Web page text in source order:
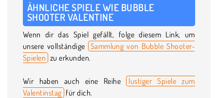
ÄHNLICHE SPIELE WIE BUBBLE
SHOOTER VALENTINE
Wenn dir das Spiel gefällt, folge diesem Link, um
unsere vollständige Sammlung von Bubble Shooter-
Spielen zu erkunden.
Wir haben auch eine Reihe lustiger Spiele zum
Valentinstag für dich.